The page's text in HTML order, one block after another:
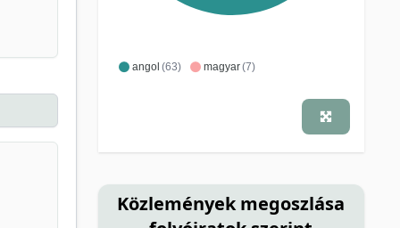
angol (63) magyar(7)
Közlemények megoszlása